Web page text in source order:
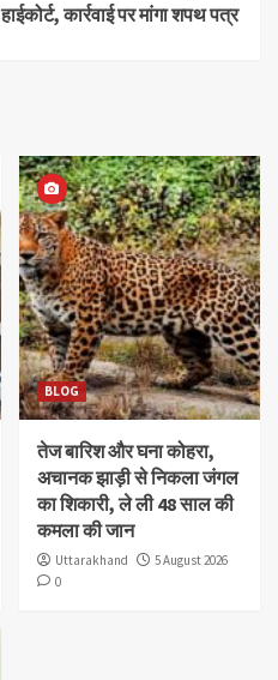
हाईकोर्ट, कार्रवाई पर मांगा शपथ पत्र
BLOG
तेज बारिश और घना कोहरा,
अचानक झाड़ी से निकला जंगल
का शिकारी, ले ली 48 साल की
कमला की जान
Uttarakhand
5 August 2026
0